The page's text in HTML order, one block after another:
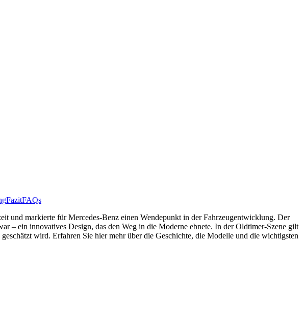
FazitFAQs
und markierte für Mercedes-Benz einen Wendepunkt in der Fahrzeugentwicklung. Der
– ein innovatives Design, das den Weg in die Moderne ebnete. In der Oldtimer-Szene gilt
wird. Erfahren Sie hier mehr über die Geschichte, die Modelle und die wichtigsten